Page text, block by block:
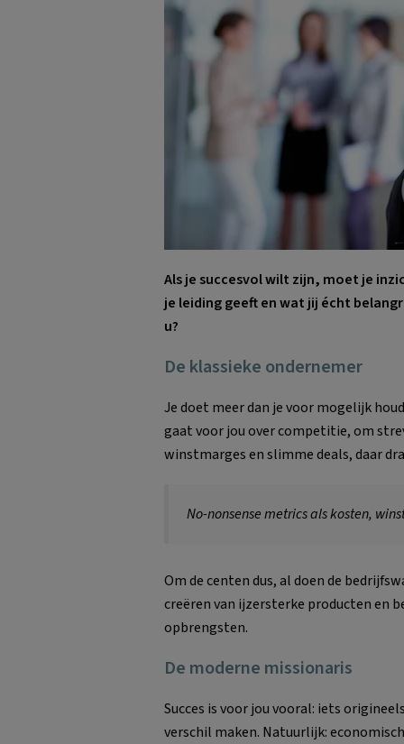
Als je succesvol wilt zijn, moet je
je leiding geeft en wat jij écht
u?
De klassieke ondernemer
Je doet meer dan je voor mogelijk
gaat voor jou over competitie, om
winstmarges en slimme deals, daar
No-nonsense metrics als kosten,
Om de centen dus, al doen de
creëren van ijzersterke producten en
opbrengsten.
De moderne missionaris
Succes is voor jou vooral: iets
verschil maken. Natuurlijk: